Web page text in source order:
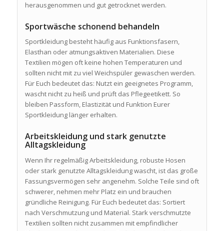
herausgenommen und gut getrocknet werden.
Sportwäsche schonend behandeln
Sportkleidung besteht häufig aus Funktionsfasern,
Elasthan oder atmungsaktiven Materialien. Diese
Textilien mögen oft keine hohen Temperaturen und
sollten nicht mit zu viel Weichspüler gewaschen werden.
Für Euch bedeutet das: Nutzt ein geeignetes Programm,
wascht nicht zu heiß und prüft das Pflegeetikett. So
bleiben Passform, Elastizität und Funktion Eurer
Sportkleidung länger erhalten.
Arbeitskleidung und stark genutzte
Alltagskleidung
Wenn Ihr regelmäßig Arbeitskleidung, robuste Hosen
oder stark genutzte Alltagskleidung wascht, ist das große
Fassungsvermögen sehr angenehm. Solche Teile sind oft
schwerer, nehmen mehr Platz ein und brauchen
gründliche Reinigung. Für Euch bedeutet das: Sortiert
nach Verschmutzung und Material. Stark verschmutzte
Textilien sollten nicht zusammen mit empfindlicher